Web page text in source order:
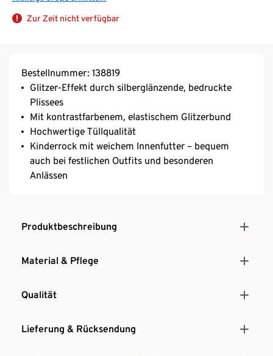
Zur Zeit nicht verfügbar
Bestellnummer: 138819
Glitzer-Effekt durch silberglänzende, bedruckte
Plissees
Mit kontrastfarbenem, elastischem Glitzerbund
Hochwertige Tüllqualität
Kinderrock mit weichem Innenfutter – bequem
auch bei festlichen Outfits und besonderen
Anlässen
Produktbeschreibung
Material & Pflege
Qualität
Lieferung & Rücksendung